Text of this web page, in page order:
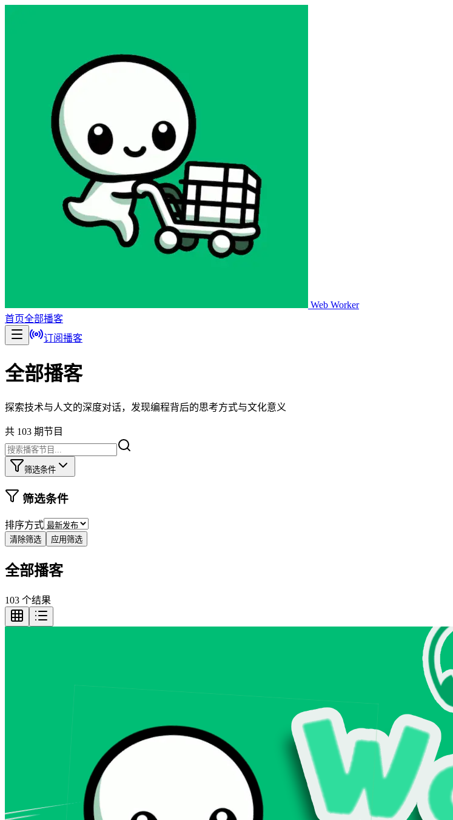
Web Worker
首页全部播客
订阅播客
全部播客
探索技术与人文的深度对话，发现编程背后的思考方式与文化意义
共 103 期节目
筛选条件
筛选条件
排序方式
清除筛选 应用筛选
全部播客
103 个结果